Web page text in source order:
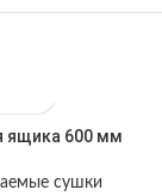
ящика 600 мм
сушки